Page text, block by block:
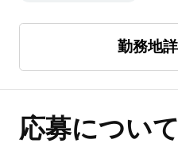
応募について